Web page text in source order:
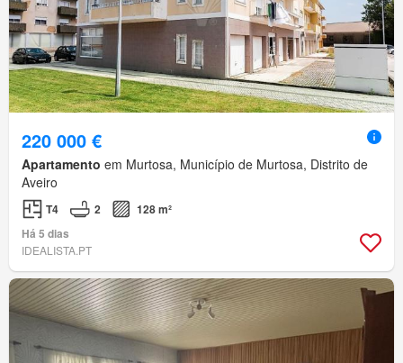
220 000 €
Apartamento em Murtosa, Município de Murtosa, Distrito de
Aveiro
T4 2
128 m²
Há 5 dias
IDEALISTA.PT